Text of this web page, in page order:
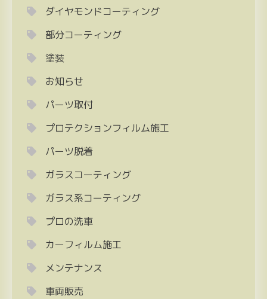
ダイヤモンドコーティング
部分コーティング
塗装
お知らせ
パーツ取付
プロテクションフィルム施工
パーツ脱着
ガラスコーティング
ガラス系コーティング
プロの洗車
カーフィルム施工
メンテナンス
車両販売